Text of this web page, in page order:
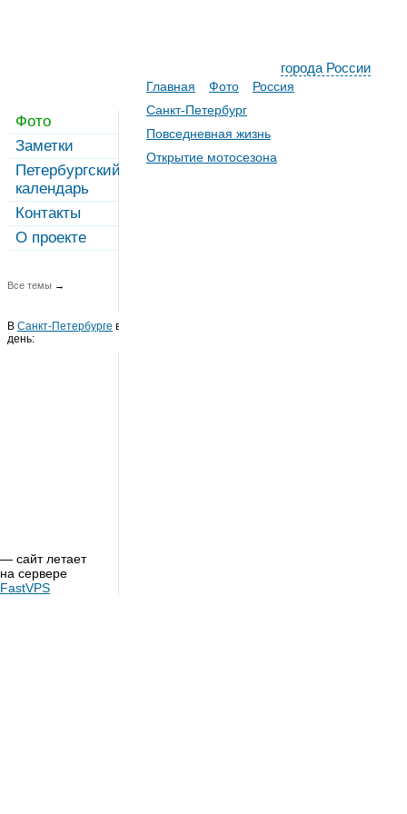
города России
Фото
Заметки
Петербургский
календарь
Контакты
О проекте
Все темы →
В Санкт-Петербурге в этот
день:
— сайт летает
на сервере
FastVPS
Главная Фото
Россия
Санкт-Петербург
Повседневная жизнь
Открытие мотосезона